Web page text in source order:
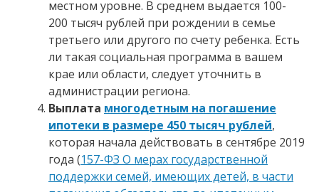
местном уровне. В среднем выдается 100-
200 тысяч рублей при рождении в семье
третьего или другого по счету ребенка. Есть
ли такая социальная программа в вашем
крае или области, следует уточнить в
администрации региона.
Выплата многодетным на погашение
ипотеки в размере 450 тысяч рублей,
которая начала действовать в сентябре 2019
года (157-ФЗ О мерах государственной
поддержки семей, имеющих детей, в части